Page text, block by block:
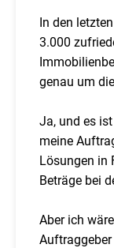
In den
3.000
genau um
Ja, und es
meine
Lösungen in
Beträge bei
Aber ich